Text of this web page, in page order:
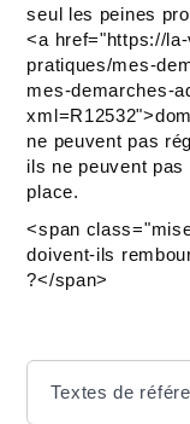
seul les peines
<a href="https://
pratiques/mes-
mes-demarches-
ne peuvent pas
ils ne peuvent
place.
<span
doivent-ils
?</span>
Textes de